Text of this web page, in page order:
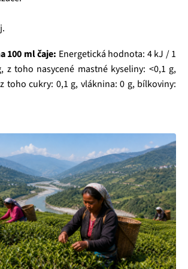
100 ml čaje: Energetická hodnota: 4 kJ / 1
z toho nasycené mastné kyseliny: <0,1 g,
toho cukry: 0,1 g, vláknina: 0 g, bílkoviny: